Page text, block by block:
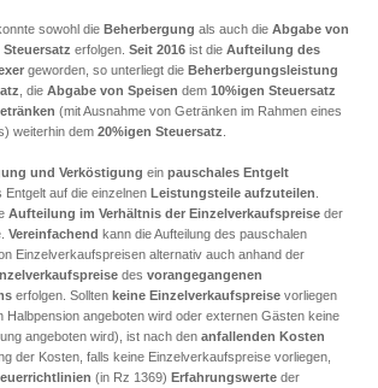
sowohl die Beherbergung als auch die Abgabe von
Steuersatz erfolgen. Seit 2016 ist die Aufteilung des
geworden, so unterliegt die Beherbergungsleistung
, die Abgabe von Speisen dem 10%igen Steuersatz
(mit Ausnahme von Getränken im Rahmen eines
weiterhin dem 20%igen Steuersatz
und Verköstigung ein pauschales Entgelt
auf die einzelnen Leistungsteile aufzuteilen
Aufteilung im Verhältnis der Einzelverkaufspreise der
Vereinfachend kann die Aufteilung des pauschalen
Einzelverkaufspreisen alternativ auch anhand der
des vorangegangenen
erfolgen. Sollten keine Einzelverkaufspreise vorliegen
Halbpension angeboten wird oder externen Gästen keine
angeboten wird), ist nach den anfallenden Kosten
der Kosten, falls keine Einzelverkaufspreise vorliegen,
(in Rz 1369) Erfahrungswerte der